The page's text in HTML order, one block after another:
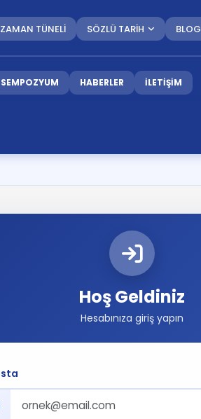
ZAMAN TÜNELİ SÖZLÜ TARİH BLOG
SEMPOZYUM HABERLER İLETİŞİM
Hoş Geldiniz
Hesabınıza giriş yapın